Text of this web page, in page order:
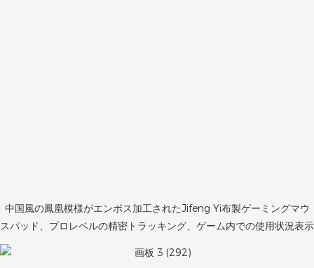
中国風の鳳凰模様がエンボス加工されたJifeng Yi布製ゲーミングマウ
スパッド、プロレベルの精密トラッキング、ゲーム内での使用状況表示